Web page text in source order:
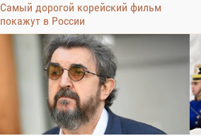
Самый дорогой корейский фильм
покажут в России